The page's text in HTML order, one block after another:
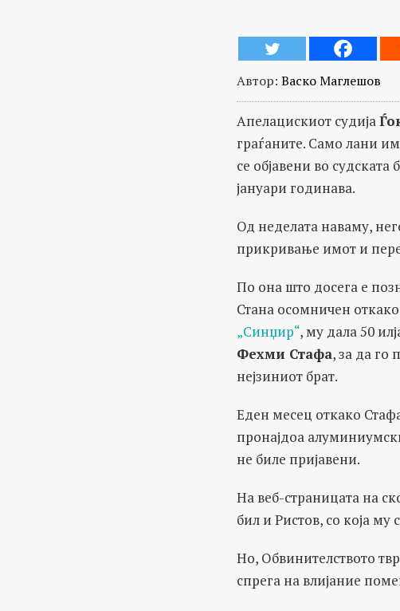
Автор: Васко Маглешов
Апелацискиот судија
граѓаните. Само лани
се објавени во
јануари годинава.
Од неделата наваму,
прикривање имот и
По она што досега е
Стана осомничен откако
„Синџир“, му дала 50
Фехми Стафа, за да го
нејзиниот брат.
Еден месец откако
пронајдоа
не биле пријавени.
На веб-страницата на
бил и Ристов, со која
Но, Обвинителството
спрега на влијание